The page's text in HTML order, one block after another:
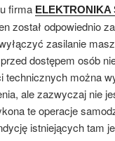
firma ELEKTRONIKA
został odpowiednio
zasilanie
dostępem osób
technicznych można
ale zazwyczaj nie
te operacje
istniejących tam